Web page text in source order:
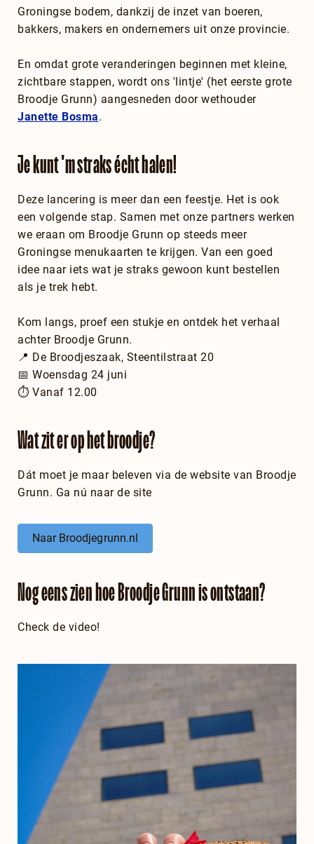
Groningse bodem, dankzij de inzet van boeren,
bakkers, makers en ondernemers uit onze provincie.
En omdat grote veranderingen beginnen met kleine,
zichtbare stappen, wordt ons 'lintje' (het eerste grote
Broodje Grunn) aangesneden door wethouder
Janette Bosma.
Je kunt 'm straks écht halen!
Deze lancering is meer dan een feestje. Het is ook
een volgende stap. Samen met onze partners werken
we eraan om Broodje Grunn op steeds meer
Groningse menukaarten te krijgen. Van een goed
idee naar iets wat je straks gewoon kunt bestellen
als je trek hebt.
Kom langs, proef een stukje en ontdek het verhaal
achter Broodje Grunn.
📍 De Broodjeszaak, Steentilstraat 20
📅 Woensdag 24 juni
⏱️ Vanaf 12.00
Wat zit er op het broodje?
Dát moet je maar beleven via de website van Broodje
Grunn. Ga nú naar de site
Naar Broodjegrunn.nl
Nog eens zien hoe Broodje Grunn is ontstaan?
Check de video!